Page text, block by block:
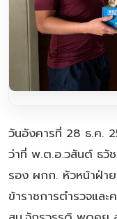
วันอังคารที่ 28 ธ.ค.
ว่าที่ พ.ต.อ.วสันต์ ธวั
รอง ผกก. หัวหน้าฝ่า
ข้าราชการตำรวจแล